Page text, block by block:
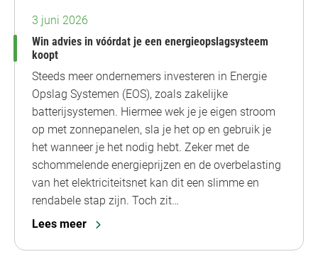
3 juni 2026
Win advies in vóórdat je een energieopslagsysteem
koopt
Steeds meer ondernemers investeren in Energie
Opslag Systemen (EOS), zoals zakelijke
batterijsystemen. Hiermee wek je je eigen stroom
op met zonnepanelen, sla je het op en gebruik je
het wanneer je het nodig hebt. Zeker met de
schommelende energieprijzen en de overbelasting
van het elektriciteitsnet kan dit een slimme en
rendabele stap zijn. Toch zit…
Lees meer